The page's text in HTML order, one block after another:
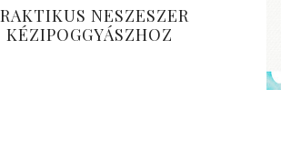
NESZESZER
KÉZIPOGGYÁSZHOZ